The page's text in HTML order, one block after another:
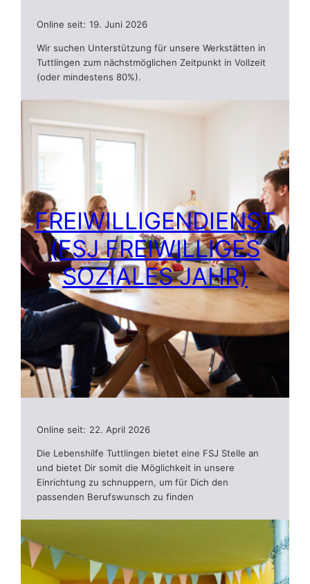
Online seit: 19. Juni 2026
Wir suchen Unterstützung für unsere Werkstätten in
Tuttlingen zum nächstmöglichen Zeitpunkt in Vollzeit
(oder mindestens 80%).
FREIWILLIGENDIENST
(FSJ FREIWILLIGES
SOZIALES JAHR)
Online seit: 22. April 2026
Die Lebenshilfe Tuttlingen bietet eine FSJ Stelle an
und bietet Dir somit die Möglichkeit in unsere
Einrichtung zu schnuppern, um für Dich den
passenden Berufswunsch zu finden